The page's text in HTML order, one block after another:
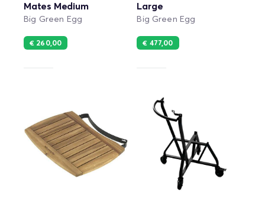
Mates Medium
Big Green Egg
€ 260,00
Large
Big Green Egg
€ 477,00